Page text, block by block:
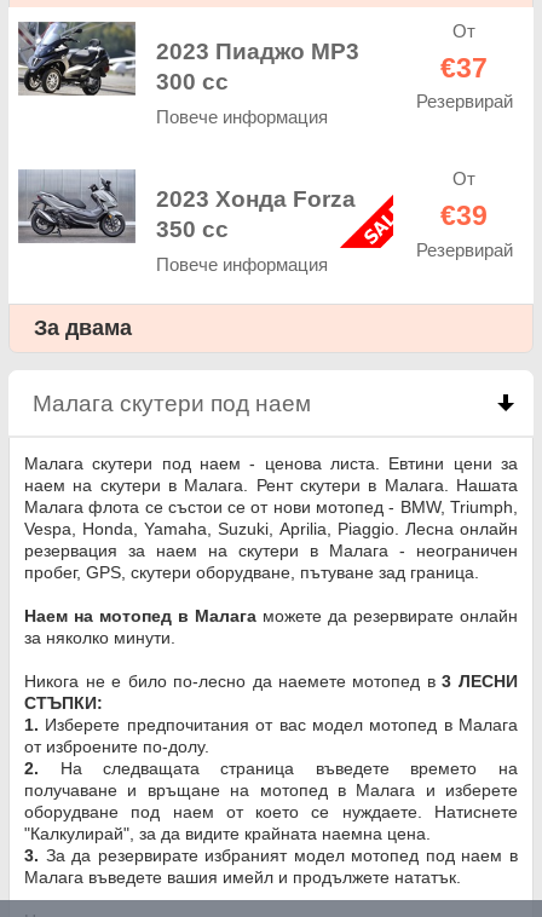
2023 Пиаджо МР3
300 cc
Повече информация
От
€37
Резервирай
2023 Хонда Forza
350 cc
Повече информация
От
€39
Резервирай
За двама
Малага скутери под наем click to collapse
Малага скутери под наем - ценова листа. Евтини цени за
наем на скутери в Малага. Рент скутери в Малага. Нашата
Малага флота се състои се от нови мотопед - BMW, Triumph,
Vespa, Honda, Yamaha, Suzuki, Aprilia, Piaggio. Лесна онлайн
резервация за наем на скутери в Малага - неограничен
пробег, GPS, скутери оборудване, пътуване зад граница.
Наем на мотопед в Малага можете да резервирате онлайн
за няколко минути.
Никога не е било по-лесно да наемете мотопед в3 ЛЕСНИ
СТЪПКИ:
1. Изберете предпочитания от вас модел мотопед в Малага
от изброените по-долу.
2. На следващата страница въведете времето на
получаване и връщане на мотопед в Малага и изберете
оборудване под наем от което се нуждаете. Натиснете
"Калкулирай", за да видите крайната наемна цена.
3. За да резервирате избраният модел мотопед под наем в
Малага въведете вашия имейл и продължете нататък.